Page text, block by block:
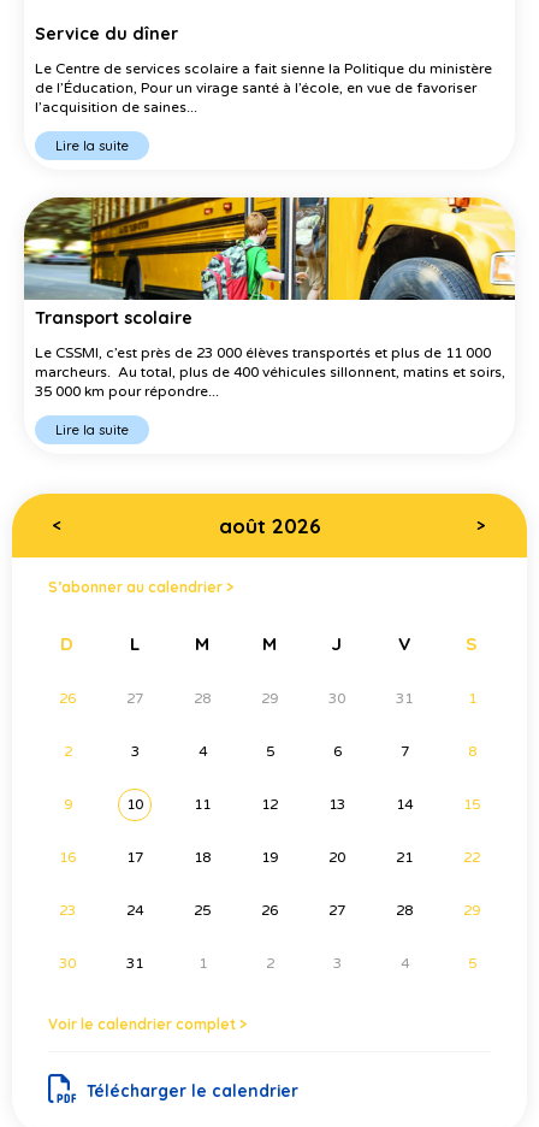
Service du dîner
Le Centre de services scolaire a fait sienne la Politique du ministère
de l’Éducation, Pour un virage santé à l’école, en vue de favoriser
l’acquisition de saines...
Lire la suite
Transport scolaire
Le CSSMI, c’est près de 23 000 élèves transportés et plus de 11 000
marcheurs. Au total, plus de 400 véhicules sillonnent, matins et soirs,
35 000 km pour répondre...
Lire la suite
< août 2026 >
S’abonner au calendrier >
D L M M J V S
26 27 28 29 30 31 1
2 3 4 5 6 7 8
9 10 11 12 13 14 15
16 17 18 19 20 21 22
23 24 25 26 27 28 29
30 31 1 2 3 4 5
Voir le calendrier complet >
Télécharger le calendrier